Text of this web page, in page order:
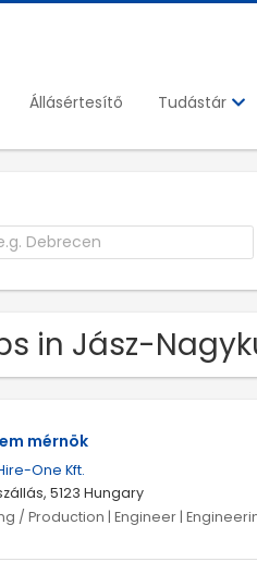
Állásértesítő Tudástár
in Jász-
mérnök
One Kft.
5123 Hungary
/ Production | Engineer |